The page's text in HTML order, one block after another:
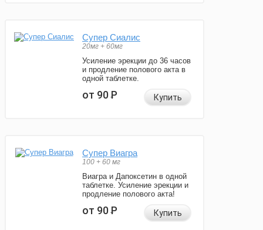
Супер Сиалис
20мг + 60мг
Усиление эрекции до 36 часов
и продление полового акта в
одной таблетке.
от 90Р Купить
Супер Виагра
100 + 60 мг
Виагра и Дапоксетин в одной
таблетке. Усиление эрекции и
продление полового акта!
от 90Р Купить